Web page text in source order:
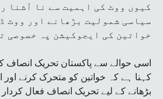
کیوں ووٹ کی اہمیت سے نا آشنا
سیاسی شمولیت بڑھانے اور ووٹ
خواتین کی ایجوکیشن پہ خصوصی
اسی حوالے سے پاکستان تحریک انصاف
کہنا ہے کہ خواتین کو متحرک کرنے اور
بڑھانے کے لیے تحریک انصاف فعال